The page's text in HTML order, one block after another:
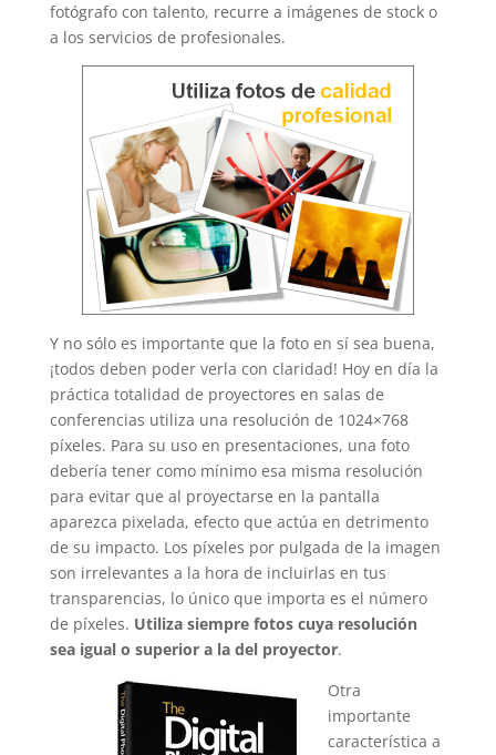
fotógrafo con talento, recurre a imágenes de stock o
a los servicios de profesionales.
Y no sólo es importante que la foto en sí sea buena,
¡todos deben poder verla con claridad! Hoy en día la
práctica totalidad de proyectores en salas de
conferencias utiliza una resolución de 1024×768
píxeles. Para su uso en presentaciones, una foto
debería tener como mínimo esa misma resolución
para evitar que al proyectarse en la pantalla
aparezca pixelada, efecto que actúa en detrimento
de su impacto. Los píxeles por pulgada de la imagen
son irrelevantes a la hora de incluirlas en tus
transparencias, lo único que importa es el número
de píxeles. Utiliza siempre fotos cuya resolución
sea igual o superior a la del proyector.
Otra
importante
característica a